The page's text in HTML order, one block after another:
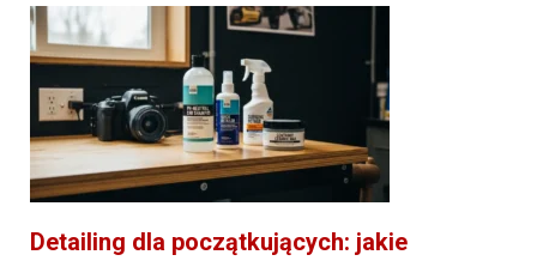
Detailing dla początkujących: jakie